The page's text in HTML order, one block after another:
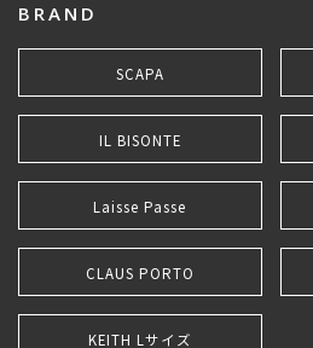
BRAND
SCAPA
IL BISONTE
Laisse Passe
CLAUS PORTO
KEITH Lサイズ